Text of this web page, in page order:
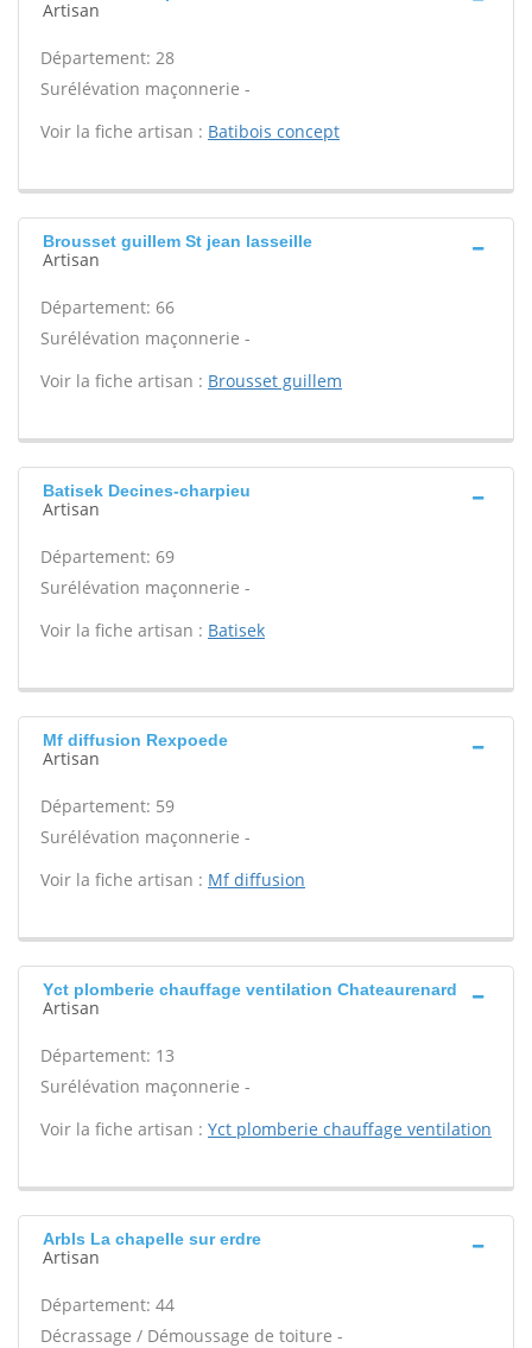
Artisan
Département: 28
Surélévation maçonnerie -
Voir la fiche artisan : Batibois concept
Brousset guillem St jean lasseille
Artisan
Département: 66
Surélévation maçonnerie -
Voir la fiche artisan : Brousset guillem
Batisek Decines-charpieu
Artisan
Département: 69
Surélévation maçonnerie -
Voir la fiche artisan : Batisek
Mf diffusion Rexpoede
Artisan
Département: 59
Surélévation maçonnerie -
Voir la fiche artisan : Mf diffusion
Yct plomberie chauffage ventilation Chateaurenard
Artisan
Département: 13
Surélévation maçonnerie -
Voir la fiche artisan : Yct plomberie chauffage ventilation
Arbls La chapelle sur erdre
Artisan
Département: 44
Décrassage / Démoussage de toiture -